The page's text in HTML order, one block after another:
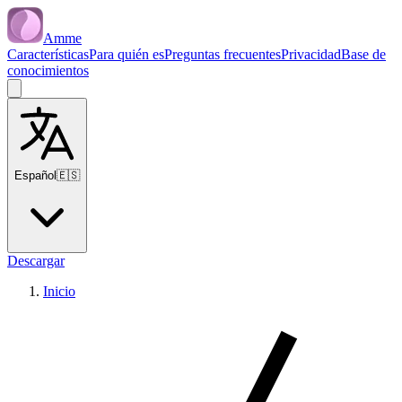
Amme
CaracterísticasPara quién esPreguntas frecuentesPrivacidadBase de
conocimientos
Español 🇪🇸
Descargar
Inicio